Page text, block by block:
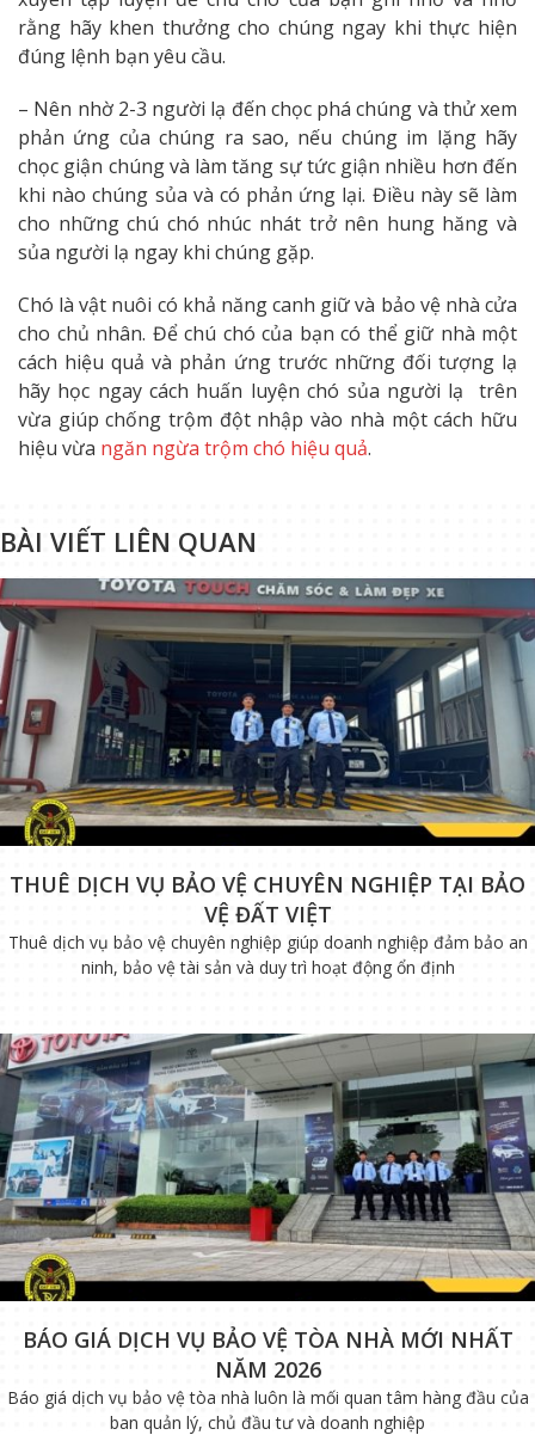
rằng hãy khen thưởng cho chúng ngay khi thực hiện
đúng lệnh bạn yêu cầu.
– Nên nhờ 2-3 người lạ đến chọc phá chúng và thử xem
phản ứng của chúng ra sao, nếu chúng im lặng hãy
chọc giận chúng và làm tăng sự tức giận nhiều hơn đến
khi nào chúng sủa và có phản ứng lại. Điều này sẽ làm
cho những chú chó nhúc nhát trở nên hung hăng và
sủa người lạ ngay khi chúng gặp.
Chó là vật nuôi có khả năng canh giữ và bảo vệ nhà cửa
cho chủ nhân. Để chú chó của bạn có thể giữ nhà một
cách hiệu quả và phản ứng trước những đối tượng lạ
hãy học ngay cách huấn luyện chó sủa người lạ trên
vừa giúp chống trộm đột nhập vào nhà một cách hữu
hiệu vừa ngăn ngừa trộm chó hiệu quả.
BÀI VIẾT LIÊN QUAN
THUÊ DỊCH VỤ BẢO VỆ CHUYÊN NGHIỆP TẠI BẢO
VỆ ĐẤT VIỆT
Thuê dịch vụ bảo vệ chuyên nghiệp giúp doanh nghiệp đảm bảo an
ninh, bảo vệ tài sản và duy trì hoạt động ổn định
BÁO GIÁ DỊCH VỤ BẢO VỆ TÒA NHÀ MỚI NHẤT
NĂM 2026
Báo giá dịch vụ bảo vệ tòa nhà luôn là mối quan tâm hàng đầu của
ban quản lý, chủ đầu tư và doanh nghiệp